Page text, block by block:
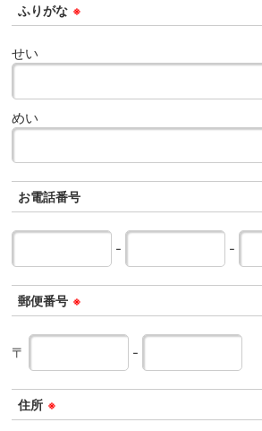
ふりがな ※
せい
めい
お電話番号
- -
郵便番号 ※
〒 -
住所 ※